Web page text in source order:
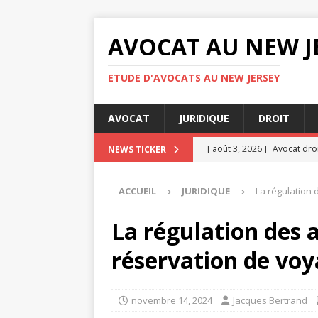
AVOCAT AU NEW
ETUDE D'AVOCATS AU NEW JERSEY
AVOCAT JURIDIQUE DROIT
NEWS TICKER [ août 3, 2026 ] Avocat
[ août 3, 2026 ] Rapports
[ août 3, 2026 ]
Pourquoi
[ août 3, 2026 ]
Donation
JURIDIQUE
ACCUEIL JURIDIQUE La régulation
La régulation des
réservation de
novembre 14, 2024 Jacques Bertrand